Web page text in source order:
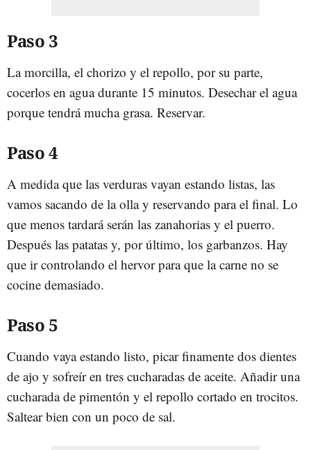
Paso 3
La morcilla, el chorizo y el repollo, por su parte,
cocerlos en agua durante 15 minutos. Desechar el agua
porque tendrá mucha grasa. Reservar.
Paso 4
A medida que las verduras vayan estando listas, las
vamos sacando de la olla y reservando para el final. Lo
que menos tardará serán las zanahorias y el puerro.
Después las patatas y, por último, los garbanzos. Hay
que ir controlando el hervor para que la carne no se
cocine demasiado.
Paso 5
Cuando vaya estando listo, picar finamente dos dientes
de ajo y sofreír en tres cucharadas de aceite. Añadir una
cucharada de pimentón y el repollo cortado en trocitos.
Saltear bien con un poco de sal.